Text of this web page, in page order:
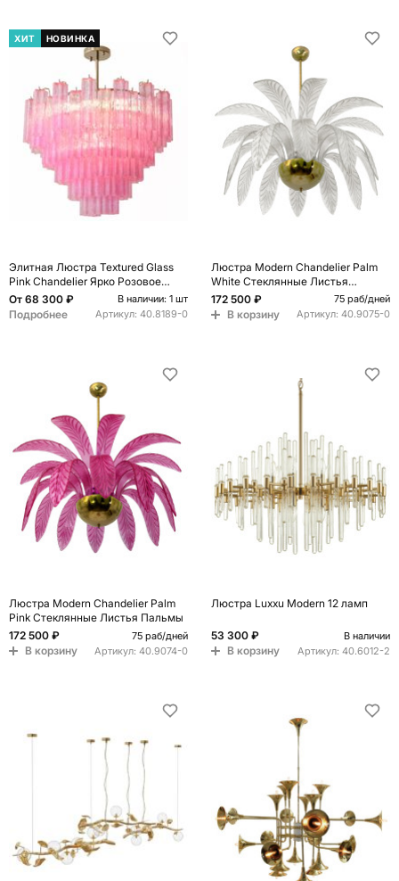
ХИТ НОВИНКА
Элитная Люстра Textured Glass
Pink Chandelier Ярко Розовое
стекло
От 68 300 ₽ В наличии: 1 шт
Подробнее Артикул: 40.8189-0
Люстра Modern Chandelier Palm
White Стеклянные Листья
Пальмы
172 500 ₽ 75 раб/дней
В корзину Артикул: 40.9075-0
Люстра Modern Chandelier Palm
Pink Стеклянные Листья Пальмы
172 500 ₽
75 раб/дней
В корзину Артикул: 40.9074-0
Люстра Luxxu Modern 12 ламп
53 300 ₽ В наличии
В корзину Артикул: 40.6012-2